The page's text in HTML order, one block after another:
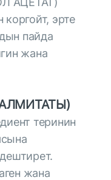
эрте
пайда
жана
теринин
жана